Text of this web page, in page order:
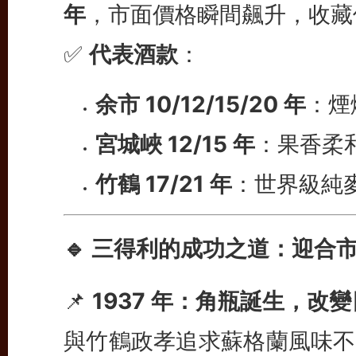
年 ，市面價格瞬間飆升，收
✅代表酒款 ：
余市 10/12/15/20 年 ：
宮城峽 12/15 年 ：果香
竹鶴 17/21 年 ：世界級純
🔹 三得利的成功之道：迎合
📌 1937 年：角瓶誕生，改
與竹鶴政孝追求蘇格蘭風味